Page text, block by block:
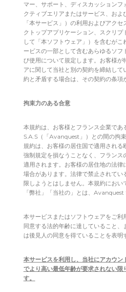
マー、サポート、ディスカッションフ
クティブエリアまたはサービス、お
「本サービス」）の利用およびアク
クトップアプリケーション、スクリ
して「本ソフトウェア」）を含むが
ービスの一部として含むあらゆるソフ
び使用について規定します。お客様が
アに関して当社と別の契約を締結し
約と矛盾する場合は、その契約の条項
拘束力のある合意
本規約は、お客様とフランス企業で
S.A.S（「Avanquest」）との間の拘
規約は、お客様の居住国で適用され
強制規定を損なうことなく、フラン
適用されます。お客様の居住地の法律
場合があります。法律で禁止されてい
限しようとはしません。本規約におい
「弊社」「当社の」とは、Avanquest
本サービスまたはソフトウェアをご利
同意する法的年齢に達していること
は後見人の同意を得ていることを表明
本サービスを利用し、当社にアカウ
でより高い最低年齢が要求されない限
す。